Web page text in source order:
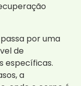
por uma
de
específicas.
a